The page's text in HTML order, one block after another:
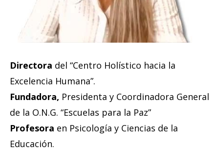
Directora del “Centro Holístico hacia la
Excelencia Humana”.
Fundadora, Presidenta y Coordinadora General
de la O.N.G. “Escuelas para la Paz”
Profesora en Psicología y Ciencias de la
Educación.